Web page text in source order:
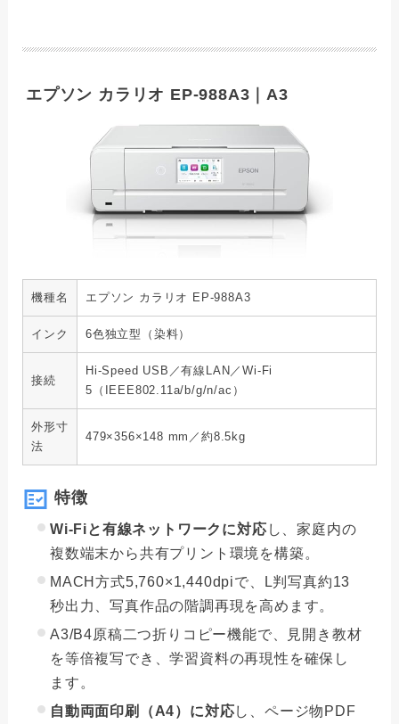
エプソン カラリオ EP-988A3｜A3
機種名 エプソン カラリオ EP-988A3
インク 6色独立型（染料）
接続
Hi-Speed USB／有線LAN／Wi-Fi
5（IEEE802.11a/b/g/n/ac）
外形寸
法
479×356×148 mm／約8.5kg
特徴
Wi-Fiと有線ネットワークに対応 し、家庭内の
複数端末から共有プリント環境を構築。
MACH方式5,760×1,440dpiで、L判写真約13
秒出力、写真作品の階調再現を高めます。
A3/B4原稿二つ折りコピー機能で、見開き教材
を等倍複写でき、学習資料の再現性を確保し
ます。
自動両面印刷（A4）に対応し、ページ物PDF